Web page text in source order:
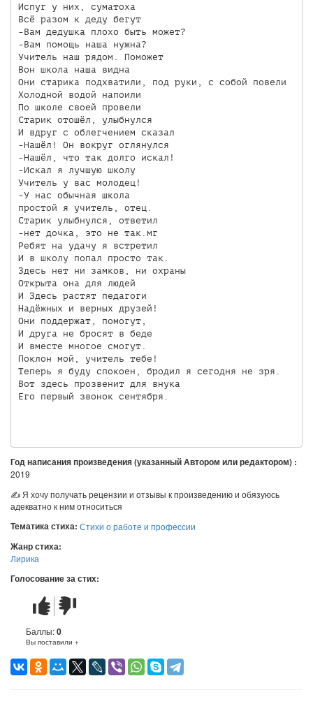
Испуг у них, суматоха
Всё разом к деду бегут
-Вам дедушка плохо быть может?
-Вам помощь наша нужна?
Учитель наш рядом. Поможет
Вон школа наша видна
Они старика подхватили, под руки, с собой повели
Холодной водой напоили
По школе своей провели
Старик отошёл, улыбнулся
И вдруг с облегчением сказал
-Нашёл! Он вокруг оглянулся
-Нашёл, что так долго искал!
-Искал я лучшую школу
Учитель у вас молодец!
-У нас обычная школа
простой я учитель, отец.
Старик улыбнулся, ответил
-нет дочка, это не так.мг
Ребят на удачу я встретил
И в школу попал просто так.
Здесь нет ни замков, ни охраны
Открыта она для людей
И Здесь растят педагоги
Надёжных и верных друзей!
Они поддержат, помогут,
И друга не бросят в беде
И вместе многое смогут.
Поклон мой, учитель тебе!
Теперь я буду спокоен, бродил я сегодня не зря.
Вот здесь прозвенит для внука
Его первый звонок сентября.
Год написания произведения (указанный Автором или редактором) :
2019
✍ Я хочу получать рецензии и отзывы к произведению и обязуюсь
адекватно к ним относиться
Тематика стиха: Стихи о работе и профессии
Жанр стиха:
Лирика
Голосование за стих:
Стих
понравился
Стих
не
понравился
Баллы:0
Вы поставили +